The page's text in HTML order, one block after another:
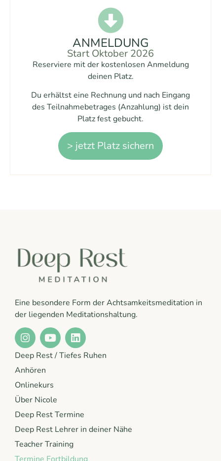
ANMELDUNG
Start Oktober 2026
Reserviere mit der kostenlosen Anmeldung
deinen Platz.
Du erhältst eine Rechnung und nach Eingang
des Teilnahmebetrages (Anzahlung) ist dein
Platz fest gebucht.
> jetzt Platz sichern
Eine besondere Form der Achtsamkeitsmeditation in
der liegenden Meditationshaltung.
Deep Rest / Tiefes Ruhen
Anhören
Onlinekurs
Über Nicole
Deep Rest Termine
Deep Rest Lehrer in deiner Nähe
Teacher Training